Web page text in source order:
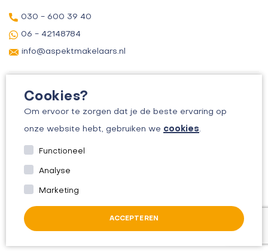
Cookies?
Om ervoor te zorgen dat je de beste ervaring op
onze website hebt, gebruiken we cookies.
Functioneel
Analyse
Marketing
ACCEPTEREN
030 - 600 39 40
06 - 42148784
info@aspektmakelaars.nl